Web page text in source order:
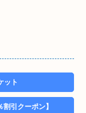
ット
引クーポン】